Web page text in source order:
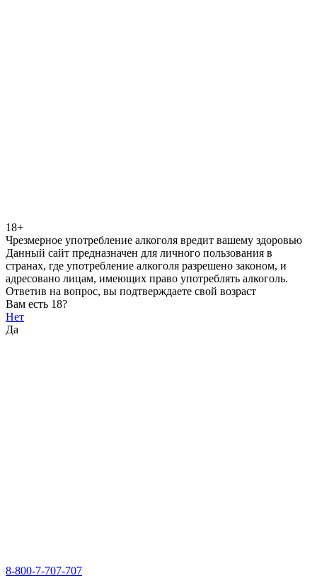
18+
Чрезмерное употребление алкоголя вредит вашему здоровью
Данный сайт предназначен для личного пользования в
странах, где употребление алкоголя разрешено законом, и
адресовано лицам, имеющих право употреблять алкоголь.
Ответив на вопрос, вы подтверждаете свой возраст
Вам есть 18?
Нет
Да
8-800-7-707-707